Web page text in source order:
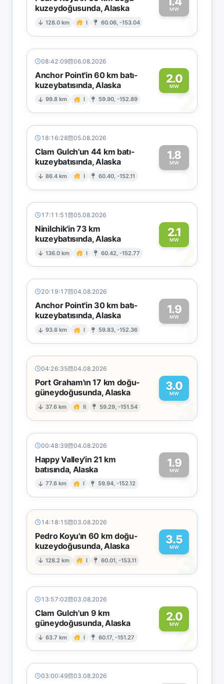
kuzeydoğusunda, Alaska
128.0 km I 60.06, -153.04
MW1
08:42:09 06.08.2026
Anchor Point'in 60 km batı-
kuzeybatısında, Alaska
99.8 km I 59.90, -152.89
2.0
MW2
18:16:28 05.08.2026
Clam Gulch'un 44 km batı-
kuzeybatısında, Alaska
86.4 km I 60.40, -152.11
1.8
MW1
17:11:51 05.08.2026
Ninilchik'in 73 km
kuzeybatısında, Alaska
136.0 km I 60.42, -152.77
2.1
MW2
20:19:17 04.08.2026
Anchor Point'in 30 km batı-
kuzeybatısında, Alaska
93.6 km I 59.83, -152.36
1.9
MW1
04:26:35 04.08.2026
Port Graham'ın 17 km doğu-
güneydoğusunda, Alaska
37.6 km II 59.29, -151.54
3.0
MW
3
00:48:39 04.08.2026
Happy Valley'in 21 km
batısında, Alaska
77.6 km I 59.94, -152.12
1.9
MW1
14:18:15 03.08.2026
Pedro Koyu'ın 60 km doğu-
kuzeydoğusunda, Alaska
128.2 km I 60.01, -153.11
3.5
MW
3
13:57:02 03.08.2026
Clam Gulch'un 9 km
güneydoğusunda, Alaska
63.7 km I 60.17, -151.27
2.0
MW2
03:00:49 03.08.2026